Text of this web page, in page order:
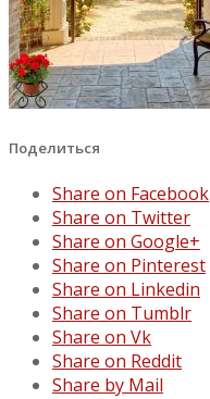
Поделиться
Share on Facebook
Share on Twitter
Share on Google+
Share on Pinterest
Share on Linkedin
Share on Tumblr
Share on Vk
Share on Reddit
Share by Mail